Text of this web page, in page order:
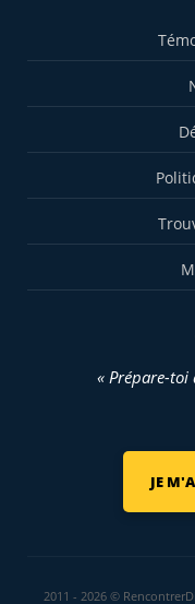
« Prépare-
JE
2011 - 2026 ©